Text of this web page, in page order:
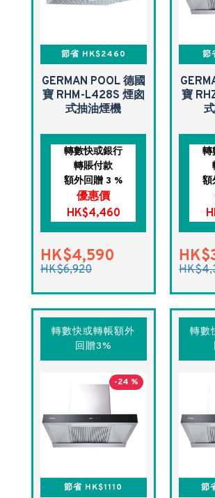
節省 HK$2460
GERMAN POOL 德國
寶 RHM-L428S 煙囪
式抽油煙機
轉數快或銀行
轉賬付款
額外回贈 3 %
優惠價
HK$4,460
HK$4,590
HK$6,920
節
寶
轉
額
轉數快或轉帳額外
回贈3%
-24 %
節省 HK$1110
轉數
節